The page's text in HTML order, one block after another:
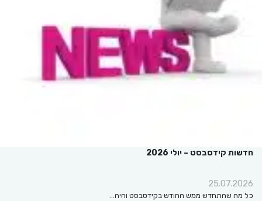
חדשות קידסבסט – יולי 2026
25.07.2026
כל מה שהתחדש ממש החודש בקידסבסט והיה…